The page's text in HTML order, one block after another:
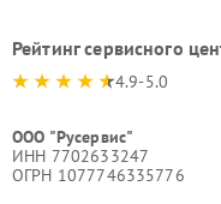
Рейтинг сервисного
4.9-5.0
ООО "Русервис"
ИНН 7702633247
ОГРН 1077746335776